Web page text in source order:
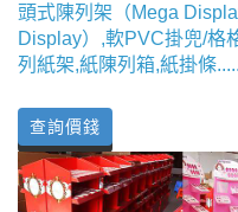
頭式陳列架（Mega
Display）,軟PVC掛兜/格
列紙架,紙陳列箱,紙掛條
查詢價錢